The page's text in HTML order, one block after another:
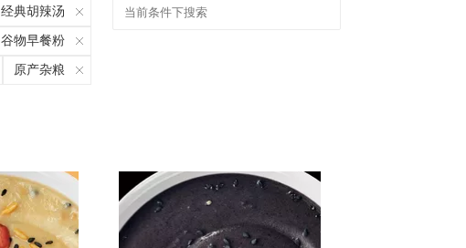
经典胡辣汤
谷物早餐粉
原产杂粮